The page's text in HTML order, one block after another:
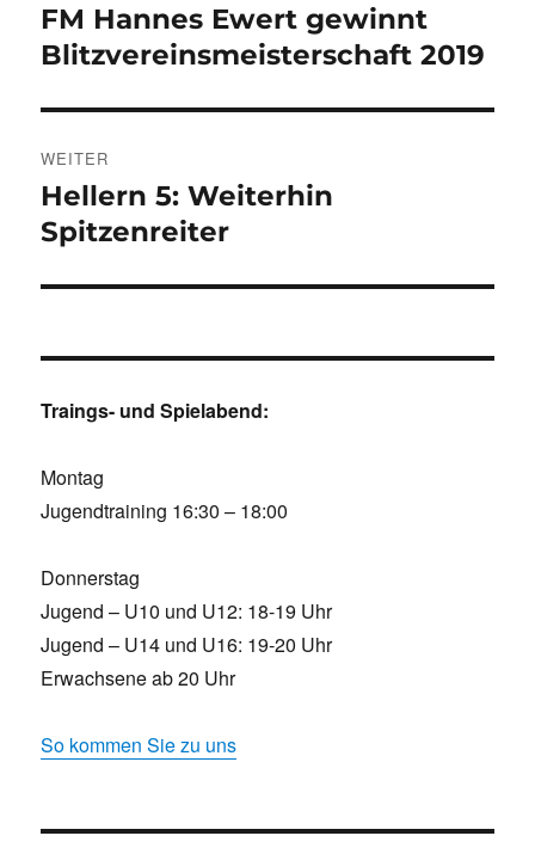
Vorheriger
Beitrag:
FM Hannes Ewert gewinnt
Blitzvereinsmeisterschaft 2019
WEITER
Nächster
Beitrag:
Hellern 5: Weiterhin
Spitzenreiter
Traings- und Spielabend:
Montag
Jugendtraining 16:30 – 18:00
Donnerstag
Jugend – U10 und U12: 18-19 Uhr
Jugend – U14 und U16: 19-20 Uhr
Erwachsene ab 20 Uhr
So kommen Sie zu uns